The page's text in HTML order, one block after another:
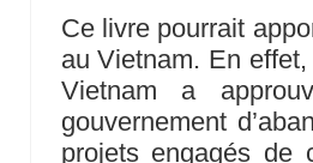
Ce livre pourrait
au Vietnam. En
Vietnam a
gouvernement
projets engagés de